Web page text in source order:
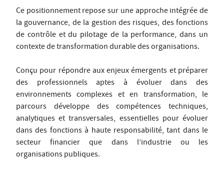
Ce positionnement repose sur une approche intégrée de
la gouvernance, de la gestion des risques, des fonctions
de contrôle et du pilotage de la performance, dans un
contexte de transformation durable des organisations.
Conçu pour répondre aux enjeux émergents et préparer
des professionnels aptes à évoluer dans des
environnements complexes et en transformation, le
parcours développe des compétences techniques,
analytiques et transversales, essentielles pour évoluer
dans des fonctions à haute responsabilité, tant dans le
secteur financier que dans l’industrie ou les
organisations publiques.